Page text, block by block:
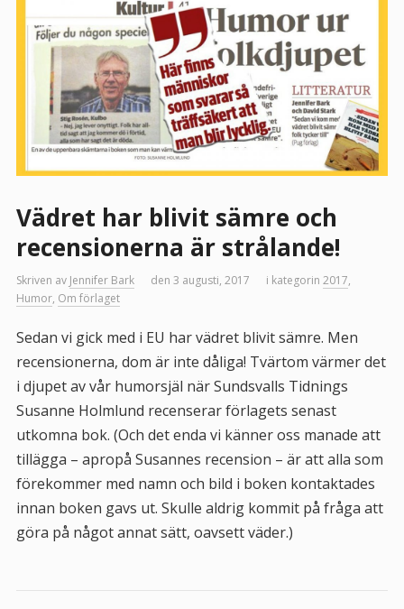
Vädret har blivit sämre och
recensionerna är strålande!
Skriven av Jennifer Bark den 3 augusti, 2017 i kategorin 2017,
Humor, Om förlaget
Sedan vi gick med i EU har vädret blivit sämre. Men
recensionerna, dom är inte dåliga! Tvärtom värmer det
i djupet av vår humorsjäl när Sundsvalls Tidnings
Susanne Holmlund recenserar förlagets senast
utkomna bok. (Och det enda vi känner oss manade att
tillägga – apropå Susannes recension – är att alla som
förekommer med namn och bild i boken kontaktades
innan boken gavs ut. Skulle aldrig kommit på fråga att
göra på något annat sätt, oavsett väder.)